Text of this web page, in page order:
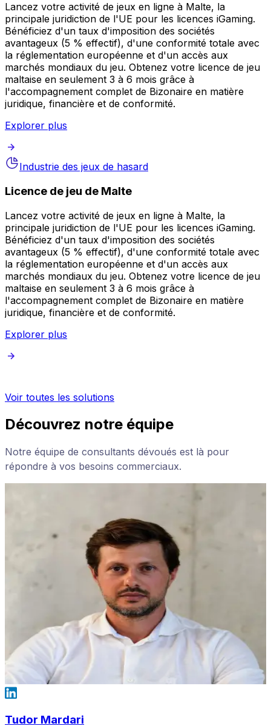
Lancez votre activité de jeux en ligne à Malte, la
principale juridiction de l'UE pour les licences iGaming.
Bénéficiez d'un taux d'imposition des sociétés
avantageux (5 % effectif), d'une conformité totale avec
la réglementation européenne et d'un accès aux
marchés mondiaux du jeu. Obtenez votre licence de jeu
maltaise en seulement 3 à 6 mois grâce à
l'accompagnement complet de Bizonaire en matière
juridique, financière et de conformité.
Explorer plus
Industrie des jeux de hasard
Licence de jeu de Malte
Lancez votre activité de jeux en ligne à Malte, la
principale juridiction de l'UE pour les licences iGaming.
Bénéficiez d'un taux d'imposition des sociétés
avantageux (5 % effectif), d'une conformité totale avec
la réglementation européenne et d'un accès aux
marchés mondiaux du jeu. Obtenez votre licence de jeu
maltaise en seulement 3 à 6 mois grâce à
l'accompagnement complet de Bizonaire en matière
juridique, financière et de conformité.
Explorer plus
Voir toutes les solutions
Découvrez notre équipe
Notre équipe de consultants dévoués est là pour
répondre à vos besoins commerciaux.
Tudor Mardari